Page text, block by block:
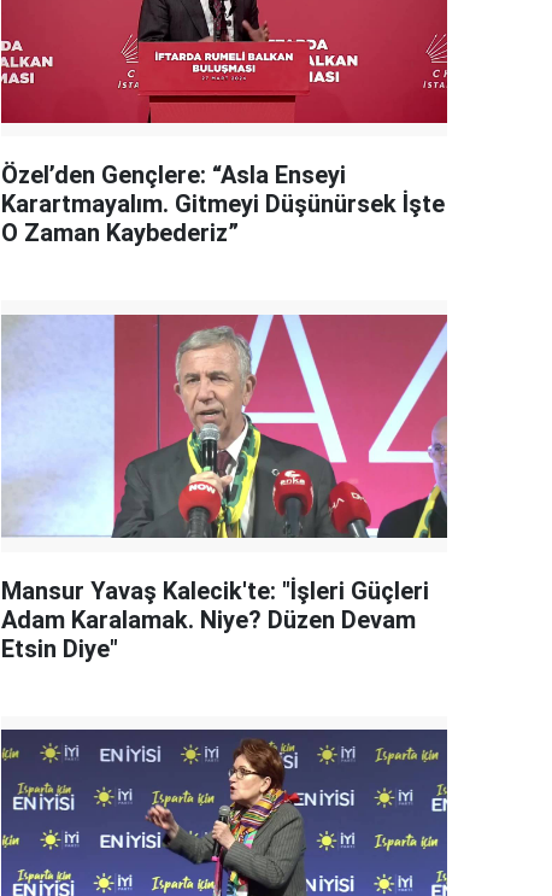
Özel’den Gençlere: “Asla Enseyi
Karartmayalım. Gitmeyi Düşünürsek İşte
O Zaman Kaybederiz”
Mansur Yavaş Kalecik'te: "İşleri Güçleri
Adam Karalamak. Niye? Düzen Devam
Etsin Diye"